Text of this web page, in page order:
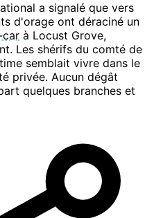
a signalé que vers
d'orage ont déraciné un
car à Locust Grove,
Les shérifs du comté de
semblait vivre dans le
privée. Aucun dégât
quelques branches et